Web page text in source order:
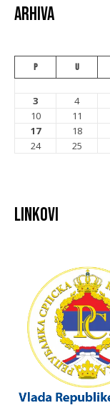
Arhiva
P U
3
4
10
11
17
18
24
25
Linkovi